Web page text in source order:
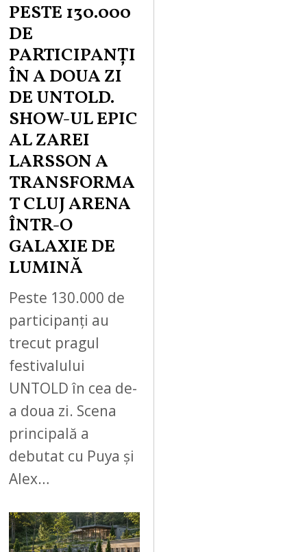
PESTE 130.000
DE
PARTICIPANȚI
ÎN A DOUA ZI
DE UNTOLD.
SHOW-UL EPIC
AL ZAREI
LARSSON A
TRANSFORMA
T CLUJ ARENA
ÎNTR-O
GALAXIE DE
LUMINĂ
Peste 130.000 de
participanți au
trecut pragul
festivalului
UNTOLD în cea de-
a doua zi. Scena
principală a
debutat cu Puya și
Alex…